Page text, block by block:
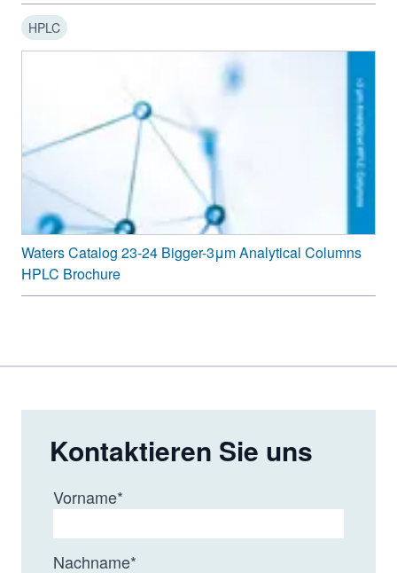
HPLC
Waters Catalog 23-24 Bigger-3μm Analytical Columns
HPLC Brochure
Kontaktieren Sie uns
Vorname*
Nachname*